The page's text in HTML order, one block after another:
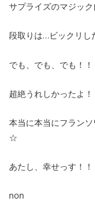
サプライズのマジック
段取りは…ビックリし
でも、でも、でも！！
超絶うれしかったよ！
本当に本当にフラン
☆
あたし、幸せっす！！
non